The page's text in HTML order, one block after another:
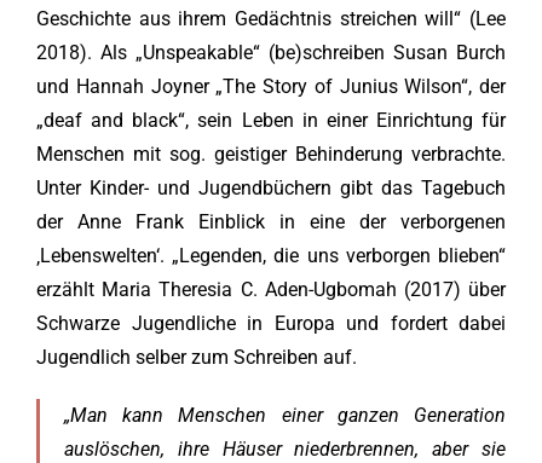
Geschichte aus ihrem Gedächtnis streichen will“ (Lee
2018). Als „Unspeakable“ (be)schreiben Susan Burch
und Hannah Joyner „The Story of Junius Wilson“, der
„deaf and black“, sein Leben in einer Einrichtung für
Menschen mit sog. geistiger Behinderung verbrachte.
Unter Kinder- und Jugendbüchern gibt das Tagebuch
der Anne Frank Einblick in eine der verborgenen
‚Lebenswelten‘. „Legenden, die uns verborgen blieben“
erzählt Maria Theresia C. Aden-Ugbomah (2017) über
Schwarze Jugendliche in Europa und fordert dabei
Jugendlich selber zum Schreiben auf.
„Man kann Menschen einer ganzen Generation
auslöschen, ihre Häuser niederbrennen, aber sie